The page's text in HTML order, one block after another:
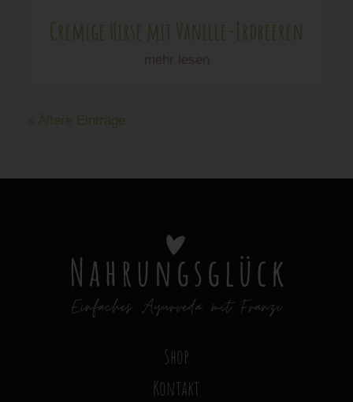
Cremige Hirse mit Vanille-Erdbeeren
mehr lesen
« Ältere Einträge
Shop
Kontakt